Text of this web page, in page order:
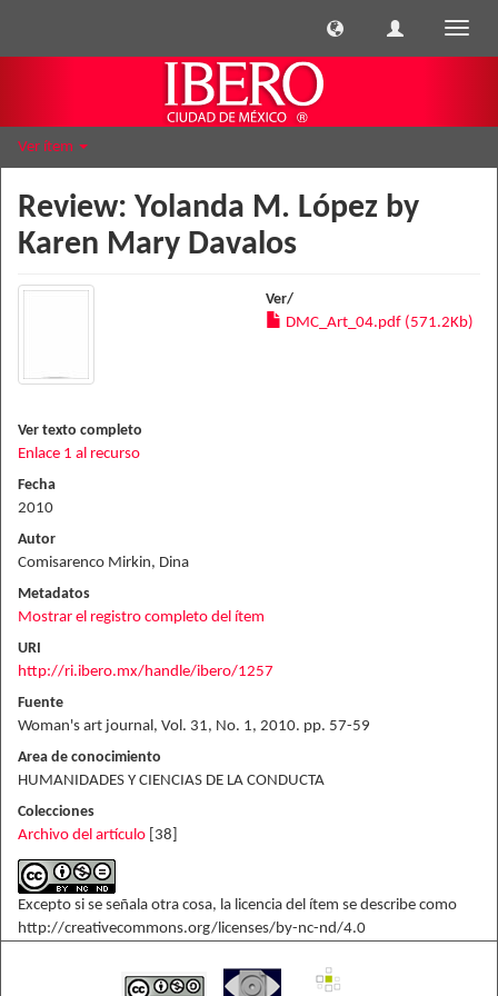
Ver ítem
Review: Yolanda M. López by
Karen Mary Davalos
Ver/
DMC_Art_04.pdf (571.2Kb)
Ver texto completo
Enlace 1 al recurso
Fecha
2010
Autor
Comisarenco Mirkin, Dina
Metadatos
Mostrar el registro completo del ítem
URI
http://ri.ibero.mx/handle/ibero/1257
Fuente
Woman's art journal, Vol. 31, No. 1, 2010. pp. 57-59
Area de conocimiento
HUMANIDADES Y CIENCIAS DE LA CONDUCTA
Colecciones
Archivo del artículo [38]
Excepto si se señala otra cosa, la licencia del ítem se describe como
http://creativecommons.org/licenses/by-nc-nd/4.0